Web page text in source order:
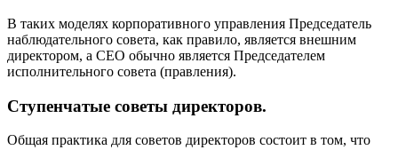
В таких моделях корпоративного управления Председатель
наблюдательного совета, как правило, является внешним
директором, а CEO обычно является Председателем
исполнительного совета (правления).
Ступенчатые советы директоров.
Общая практика для советов директоров состоит в том, что